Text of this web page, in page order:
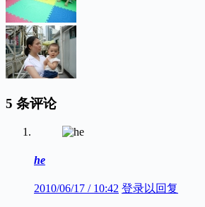
5 条评论
he
2010/06/17 / 10:42 登录以回复